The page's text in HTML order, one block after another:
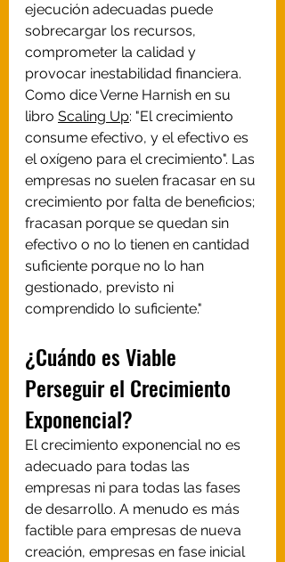
ejecución adecuadas puede
sobrecargar los recursos,
comprometer la calidad y
provocar inestabilidad financiera.
Como dice Verne Harnish en su
libro Scaling Up: "El crecimiento
consume efectivo, y el efectivo es
el oxígeno para el crecimiento". Las
empresas no suelen fracasar en su
crecimiento por falta de beneficios;
fracasan porque se quedan sin
efectivo o no lo tienen en cantidad
suficiente porque no lo han
gestionado, previsto ni
comprendido lo suficiente."
¿Cuándo es Viable
Perseguir el Crecimiento
Exponencial?
El crecimiento exponencial no es
adecuado para todas las
empresas ni para todas las fases
de desarrollo. A menudo es más
factible para empresas de nueva
creación, empresas en fase inicial